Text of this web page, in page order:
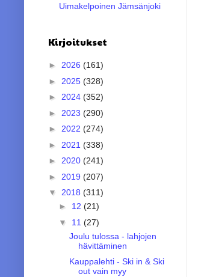
Uimakelpoinen Jämsänjoki
Kirjoitukset
► 2026 (161)
► 2025 (328)
► 2024 (352)
► 2023 (290)
► 2022 (274)
► 2021 (338)
► 2020 (241)
► 2019 (207)
▼ 2018 (311)
► 12 (21)
▼ 11 (27)
Joulu tulossa - lahjojen
hävittäminen
Kauppalehti - Ski in & Ski
out vain myy